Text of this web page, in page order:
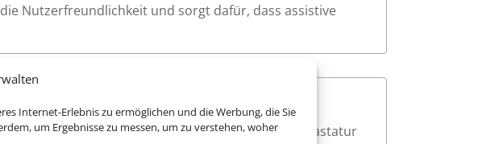
Internet-Erlebnis zu ermöglichen und die Werbung, die Sie
um Ergebnisse zu messen, um zu verstehen, woher
Nutzerfreundlichkeit und sorgt dafür, dass assistive
– zeigen klar sichtbar an, wenn sie per Tastatur